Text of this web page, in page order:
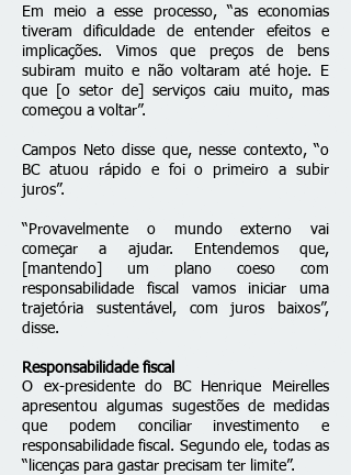
Em meio a esse processo, “as economias
tiveram dificuldade de entender efeitos e
implicações. Vimos que preços de bens
subiram muito e não voltaram até hoje. E
que [o setor de] serviços caiu muito, mas
começou a voltar”.
Campos Neto disse que, nesse contexto, “o
BC atuou rápido e foi o primeiro a subir
juros”.
“Provavelmente o mundo externo vai
começar a ajudar. Entendemos que,
[mantendo] um plano coeso com
responsabilidade fiscal vamos iniciar uma
trajetória sustentável, com juros baixos”,
disse.
Responsabilidade fiscal
O ex-presidente do BC Henrique Meirelles
apresentou algumas sugestões de medidas
que podem conciliar investimento e
responsabilidade fiscal. Segundo ele, todas as
“licenças para gastar precisam ter limite”.